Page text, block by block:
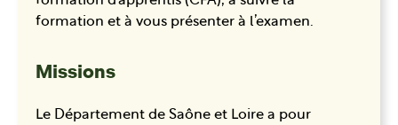
formation et à vous présenter à l’examen.
Missions
Le Département de Saône et Loire a pour